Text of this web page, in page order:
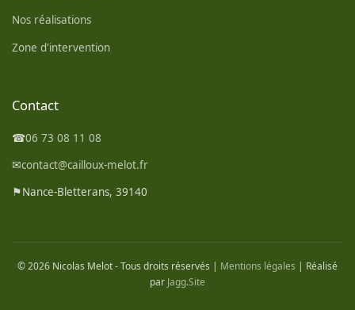
Nos réalisations
Zone d'intervention
Contact
☎06 73 08 11 08
✉contact@cailloux-melot.fr
⚑Nance-Bletterans, 39140
© 2026 Nicolas Melot - Tous droits réservés | Mentions légales | Réalisé
par Jagg.Site